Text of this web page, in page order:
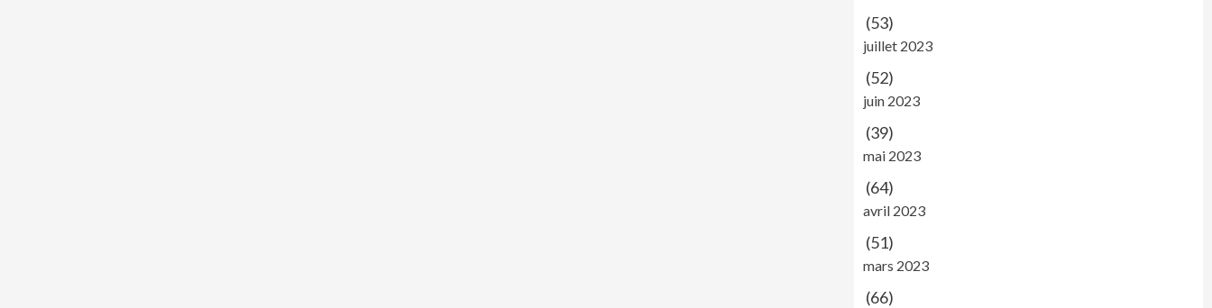
(53)
juillet 2023
(52)
juin 2023
(39)
mai 2023
(64)
avril 2023
(51)
mars 2023
(66)